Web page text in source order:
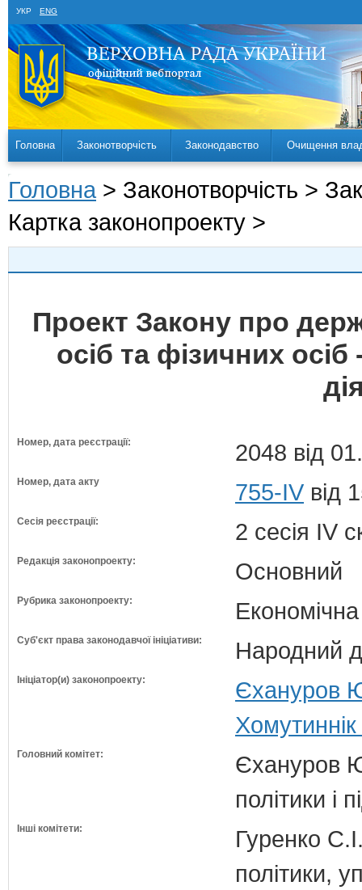
УКР ENG
Головна Законотворчість Законодавство Очищення
Головна > Законотворчість >
Картка законопроекту >
Проект Закону про
осіб та фізичних
Номер, дата реєстрації: 2048 від
Номер, дата акту 755-IV від
Сесія реєстрації: 2 сесія IV
Редакція законопроекту: Основний
Рубрика законопроекту:
Суб'єкт права законодавчої ініціативи: Народний
Ініціатор(и) законопроекту:
Єхануров
Головний комітет:
Єхануров
політики і
Інші комітети:
Гуренко
політики,